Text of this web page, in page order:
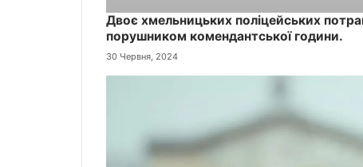
Двоє хмельницьких поліцейських
порушником комендантської години.
30 Червня, 2024